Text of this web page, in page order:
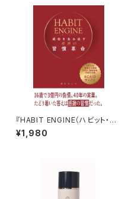
『HABIT ENGINE（ハビット・エ
ンジン）〜成功を生み出す感謝
の習慣革命〜』清水ヨシカ（著）
¥1,980